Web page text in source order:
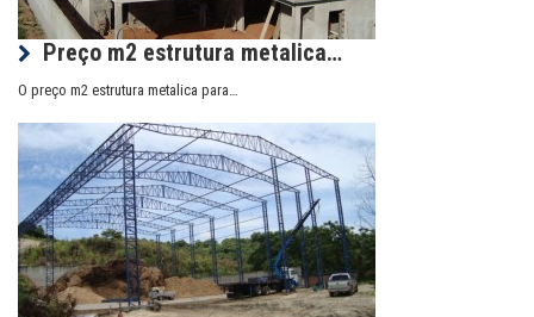
Preço m2 estrutura metalica…
O preço m2 estrutura metalica para…